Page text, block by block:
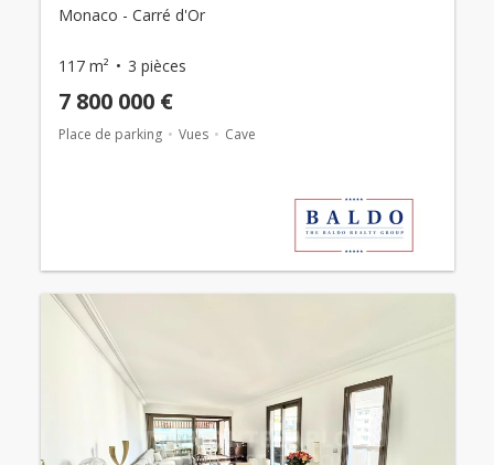
Monaco - Carré d'Or
117 m² 3 pièces
7 800 000 €
Place de parking Vues Cave